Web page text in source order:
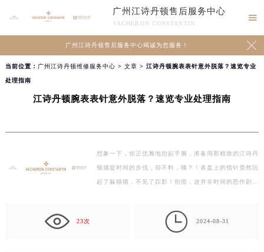
广州江诗丹顿售后服务中心
VACHERON CONSTANTIN

广州江诗丹顿售后服务中心竭诚为您服务！ 
当前位置： 广州江诗丹顿维修服务中心 > 文章 > 江诗丹顿腕表表针意外脱落？速览专业
处理指南
江诗丹顿腕表表针意外脱落？速览专业处理指南
想象一下，你正优雅地抬起手腕，准备用那精致的江诗丹
顿捕捉时间的步伐，却不料，咦？！表盘上的指针竟然玩
起了躲猫猫，不见了踪影！别慌，这并非时间的恶作剧，
23次  2024-08-31